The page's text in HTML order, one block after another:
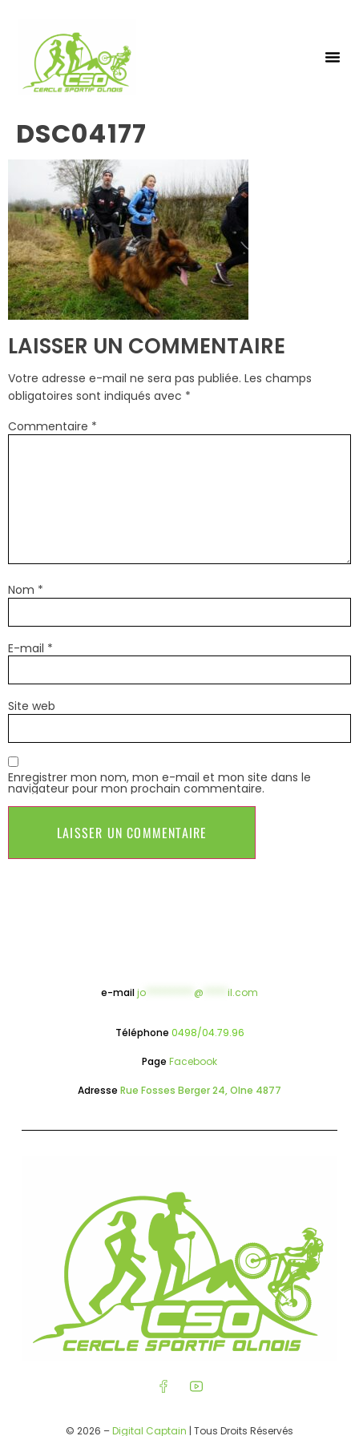
DSC04177
LAISSER UN COMMENTAIRE
Votre adresse e-mail ne sera pas publiée. Les champs
obligatoires sont indiqués avec *
Commentaire *
Nom *
E-mail *
Site web
Enregistrer mon nom, mon e-mail et mon site dans le
navigateur pour mon prochain commentaire.
e-mailjo @ il.com
Téléphone 0498/04.79.96
Page Facebook
Adresse Rue Fosses Berger 24, Olne 4877
© 2026 –Digital Captain | Tous Droits Réservés